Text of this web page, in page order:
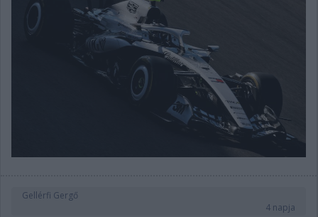
Gellérfi Gergő
4 napja